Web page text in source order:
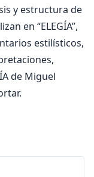
y estructura de
en “ELEGÍA”,
estilísticos,
de Miguel